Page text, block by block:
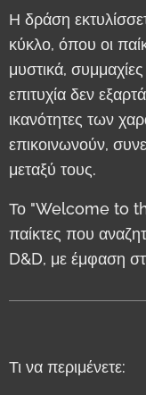
Η δράση
κύκλο, όπου οι
μυστικά,
επιτυχία δεν
ικανότητες των
επικοινωνούν,
μεταξύ τους.
Το "Welcome to
παίκτες που
D&D, με έμφαση
Τι να περιμένετε: